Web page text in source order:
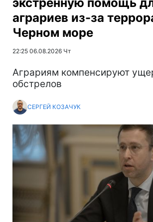
аграриев из-за
Черном море
22:25 06.08.2026 Чт
Аграриям компенсируют
обстрелов
СЕРГЕЙ КОЗАЧУК